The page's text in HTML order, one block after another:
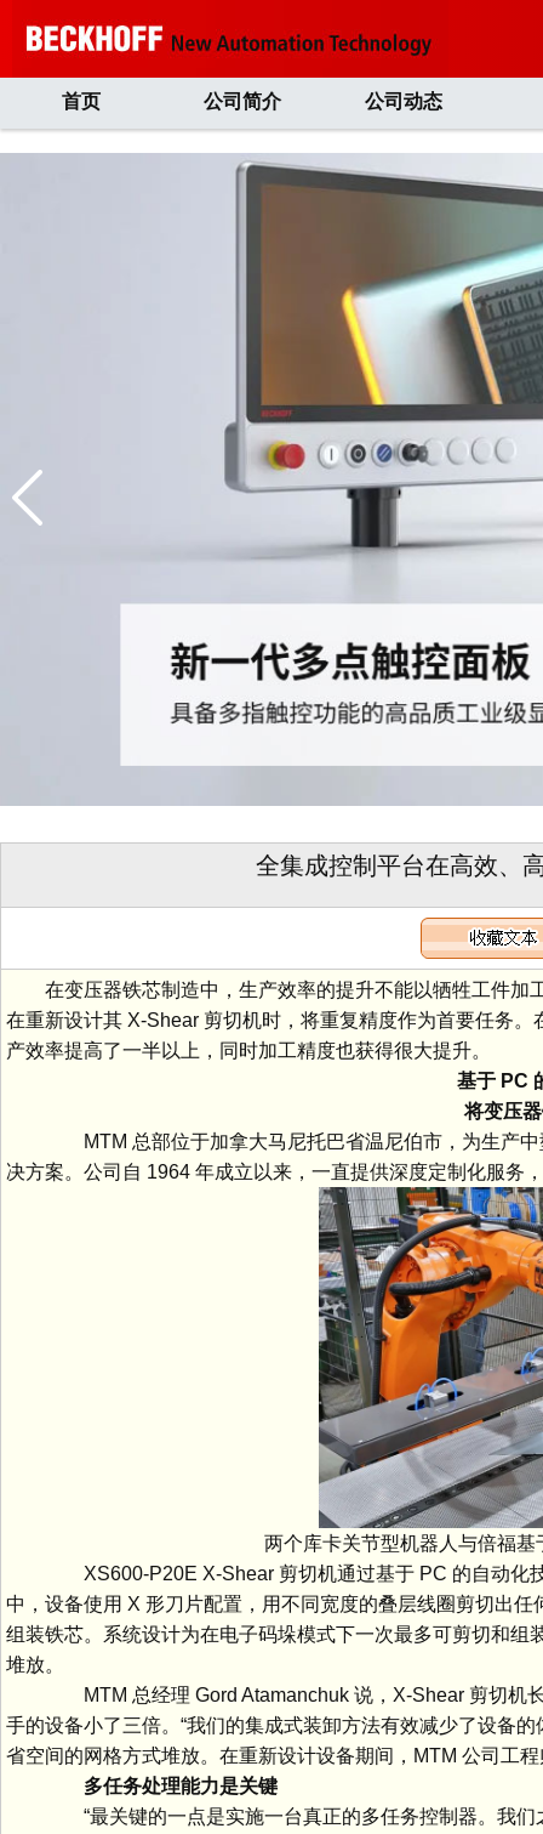
首页 公司简介 公司动态
全集成控制平台在高效、
在变压器铁芯制造中，生产效率的提升不能以牺牲工件加
在重新设计其 X-Shear 剪切机时，将重复精度作为首要任务
产效率提高了一半以上，同时加工精度也获得很大提升。
基于 PC
将变压器
MTM 总部位于加拿大马尼托巴省温尼伯市，为生产中
决方案。公司自 1964 年成立以来，一直提供深度定制化服务
两个库卡关节型机器人与倍福基
XS600-P20E X-Shear 剪切机通过基于 PC 的自动化
中，设备使用 X 形刀片配置，用不同宽度的叠层线圈剪切出
组装铁芯。系统设计为在电子码垛模式下一次最多可剪切和
堆放。
MTM 总经理 Gord Atamanchuk 说，X-Shear 剪切机
手的设备小了三倍。“我们的集成式装卸方法有效减少了设备
省空间的网格方式堆放。在重新设计设备期间，MTM 公司工
多任务处理能力是关键
“最关键的一点是实施一台真正的多任务控制器。我们